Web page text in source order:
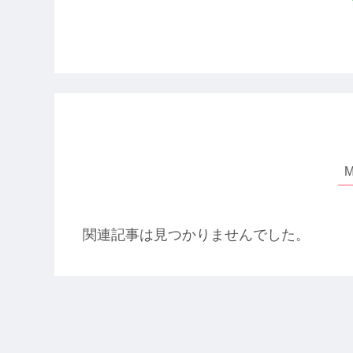
関連記事は見つかりませんでした。